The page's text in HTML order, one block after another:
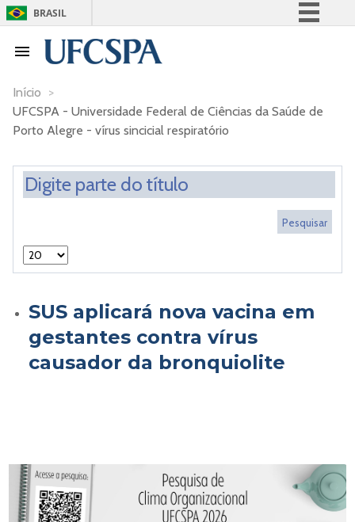
BRASIL
Acesso à informação
Canais
Início >
UFCSPA - Universidade Federal de Ciências da Saúde de
Porto Alegre - vírus sincicial respiratório
SUS aplicará nova vacina em
gestantes contra vírus
causador da bronquiolite